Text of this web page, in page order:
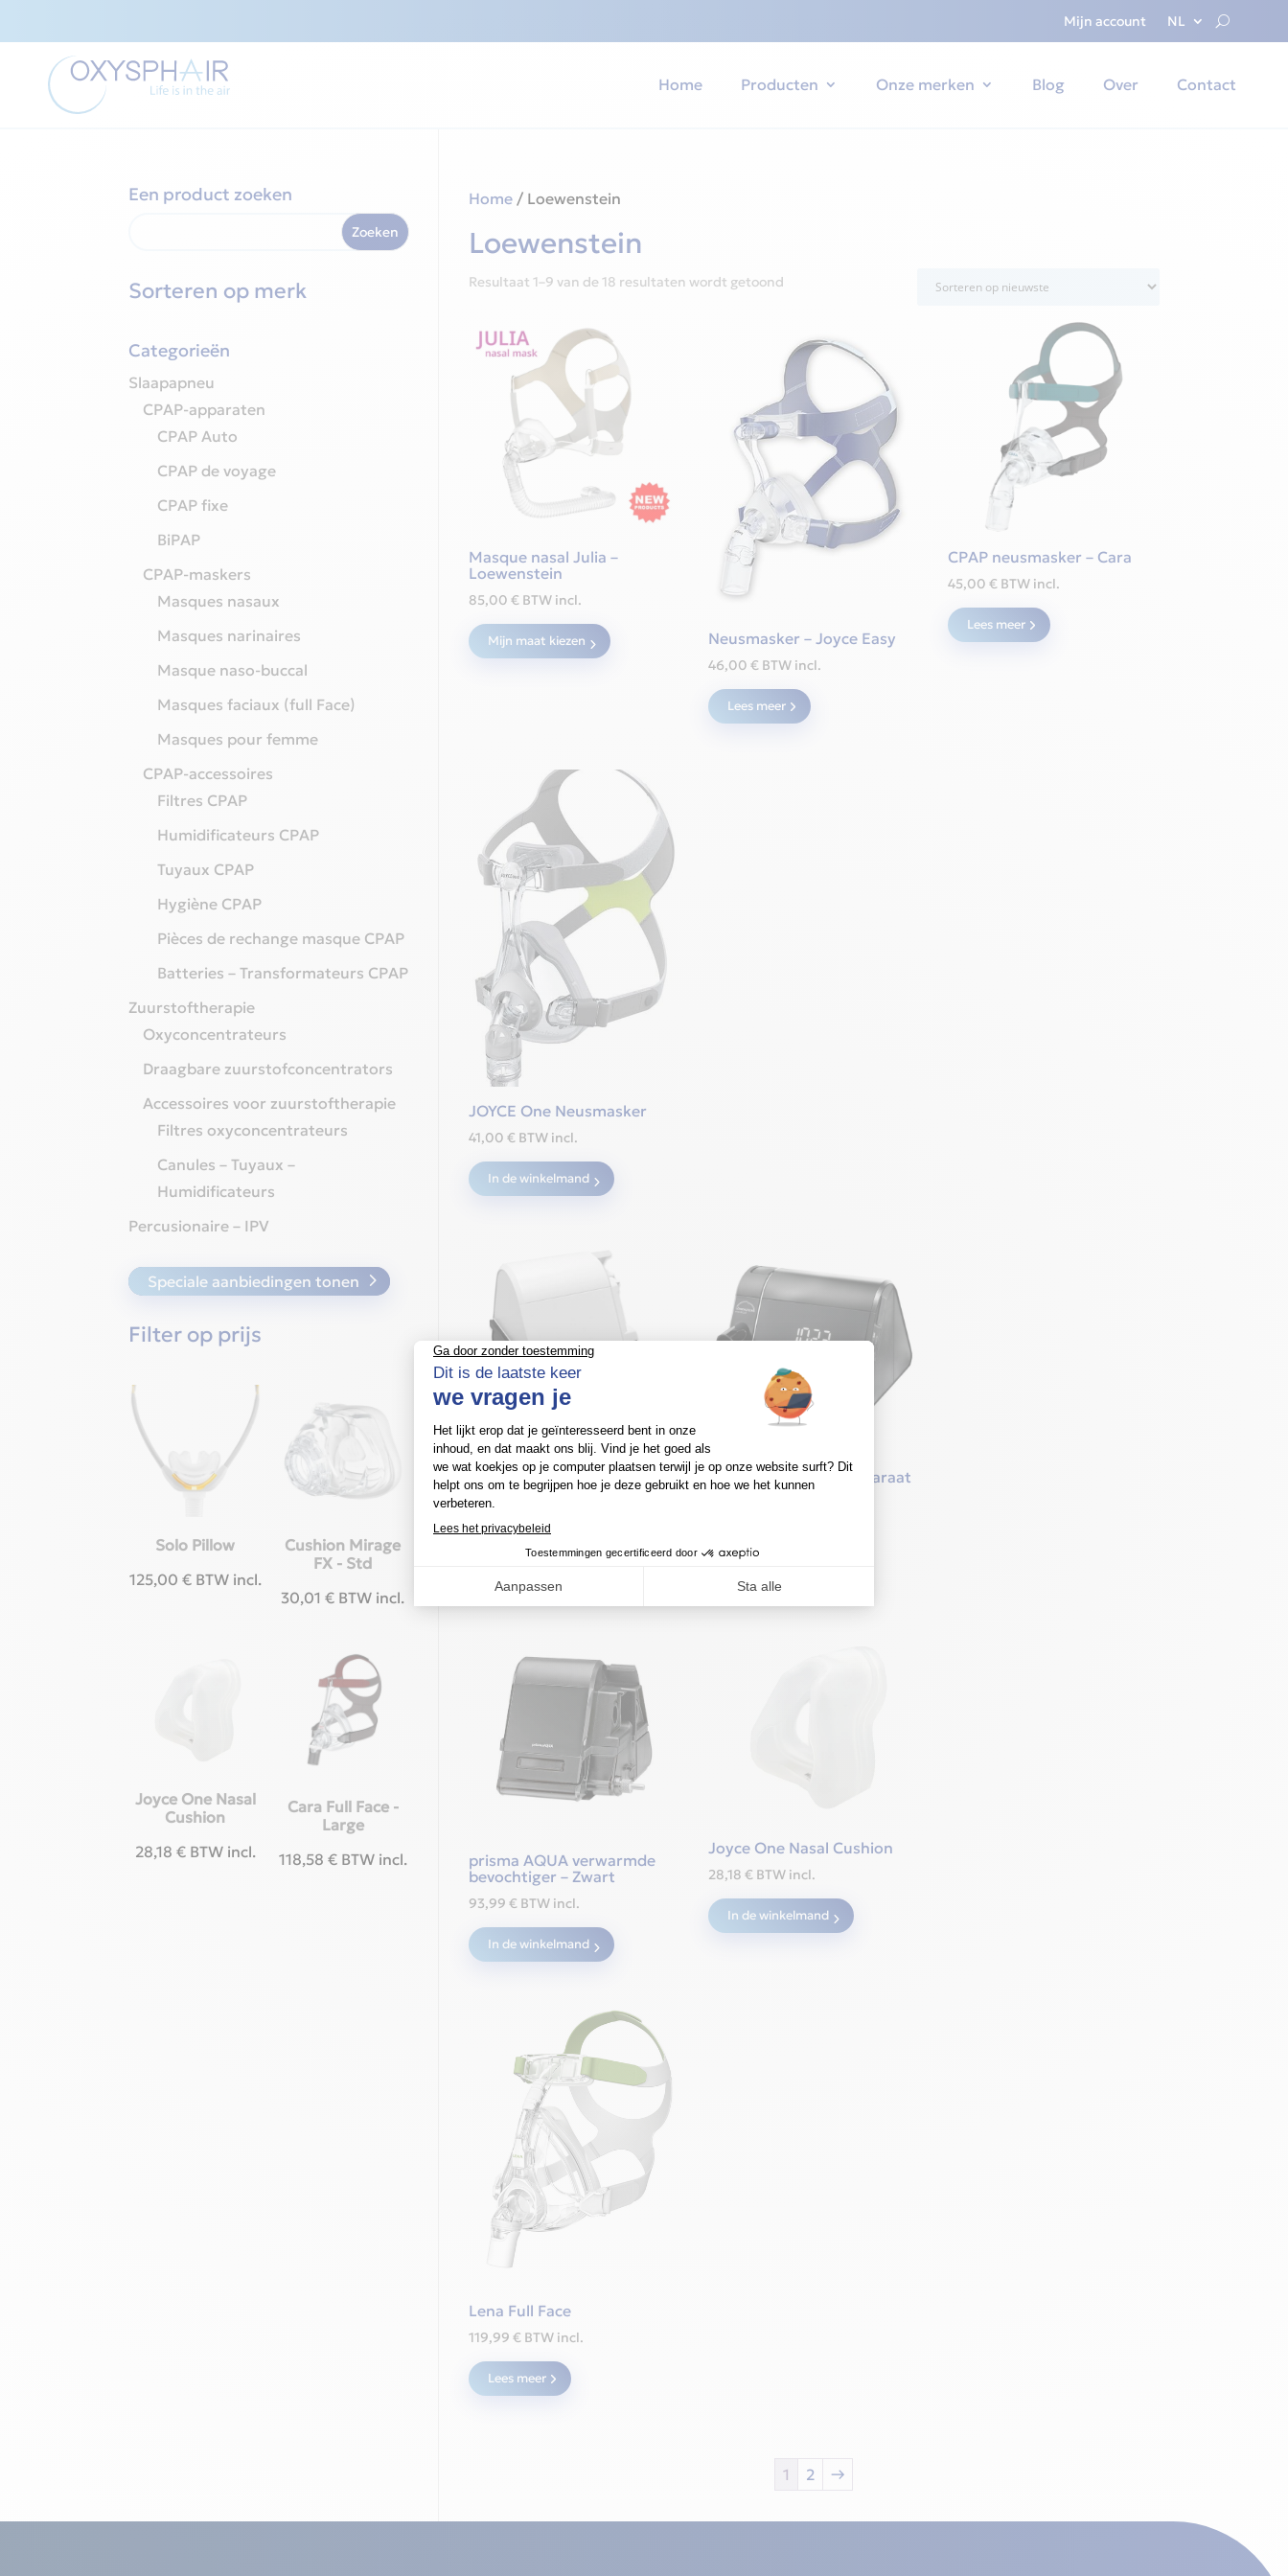
Mijn account NL
Home Producten Onze merken Blog Over Contact
Home / Loewenstein
Loewenstein
Resultaat 1–9 van de 18 resultaten wordt getoond
Masque nasal Julia –
Loewenstein
85,00€ BTW incl.
Mijn maat kiezen
product
optie
gekozen
worden
op
de
productpagina
Neusmasker – Joyce Easy
46,00€ BTW incl.
Lees meer
CPAP neusmasker – Cara
45,00 € BTW incl.
Lees meer
JOYCE One Neusmasker
41,00€ BTW incl.
In de winkelmand
Prisma Aqua Verwarmde
bevochtiger – Wit
93,99 BTW incl.
In de winkelmand
Prisma Soft CPAP-apparaat
In de winkelmand
prisma AQUA verwarmde
bevochtiger – Zwart
93,99€ BTW incl.
In de winkelmand
Joyce One Nasal Cushion
28,18€ BTW incl.
In de winkelmand
Lena Full Face
119,99€ BTW incl.
Lees meer
1 2 →
Een product zoeken
Sorteren op merk
Categorieën
Slaapapneu
CPAP-apparaten
CPAP Auto
CPAP de voyage
CPAP fixe
BiPAP
CPAP-maskers
Masques nasaux
Masques narinaires
Masque naso-buccal
Masques faciaux (full Face)
Masques pour femme
CPAP-accessoires
Filtres CPAP
Humidificateurs CPAP
Tuyaux CPAP
Hygiène CPAP
Pièces de rechange masque CPAP
Batteries – Transformateurs CPAP
Zuurstoftherapie
Oxyconcentrateurs
Draagbare zuurstofconcentrators
Accessoires voor zuurstoftherapie
Filtres oxyconcentrateurs
Canules – Tuyaux –
Humidificateurs
Percusionaire – IPV
Speciale aanbiedingen tonen
Filter op prijs
Solo Pillow
125,00 € BTW incl.
Cushion Mirage
FX - Std
30,01€ BTW incl.
Joyce One Nasal
Cushion
28,18 € BTW incl.
Cara Full Face -
Large
118,58 € BTW incl.